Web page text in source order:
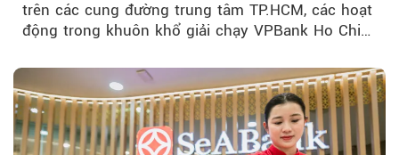
trên các cung đường trung tâm TP.HCM, các hoạt
động trong khuôn khổ giải chạy VPBank Ho Chi